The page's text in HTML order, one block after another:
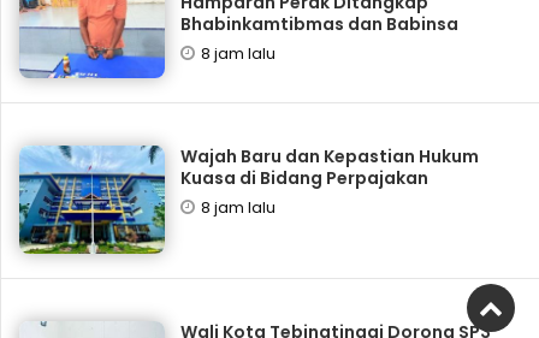
Bhabinkamtibmas dan Babinsa
8 jam lalu
Wajah Baru dan Kepastian Hukum
Kuasa di Bidang Perpajakan
8 jam lalu
Wali Kota Tebingtinggi Dorong SP3